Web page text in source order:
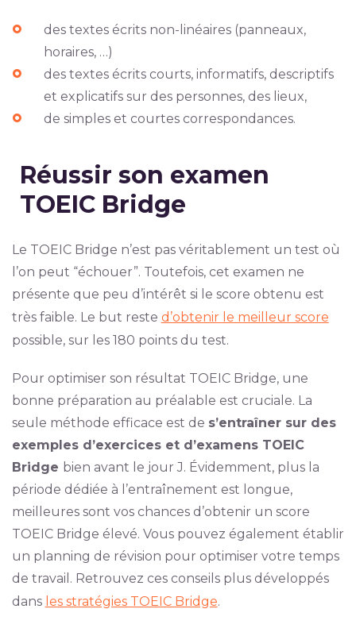
des textes écrits non-linéaires (panneaux,
horaires, …)
des textes écrits courts, informatifs, descriptifs
et explicatifs sur des personnes, des lieux,
de simples et courtes correspondances.
Réussir son examen
TOEIC Bridge
Le TOEIC Bridge n’est pas véritablement un test où
l’on peut “échouer”. Toutefois, cet examen ne
présente que peu d’intérêt si le score obtenu est
très faible. Le but reste d’obtenir le meilleur score
possible, sur les 180 points du test.
Pour optimiser son résultat TOEIC Bridge, une
bonne préparation au préalable est cruciale. La
seule méthode efficace est de s’entraîner sur des
exemples d’exercices et d’examens TOEIC
Bridge bien avant le jour J. Évidemment, plus la
période dédiée à l’entraînement est longue,
meilleures sont vos chances d’obtenir un score
TOEIC Bridge élevé. Vous pouvez également établir
un planning de révision pour optimiser votre temps
de travail. Retrouvez ces conseils plus développés
dans les stratégies TOEIC Bridge.